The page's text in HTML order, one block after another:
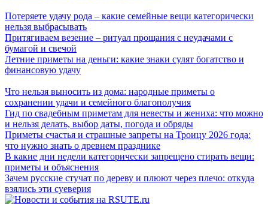
Потеряете удачу рода – какие семейные вещи категорически
нельзя выбрасывать
Притягиваем везение – ритуал прощания с неудачами с
бумагой и свечой
Летние приметы на деньги: какие знаки сулят богатство и
финансовую удачу
Что нельзя выносить из дома: народные приметы о
сохранении удачи и семейного благополучия
Гид по свадебным приметам для невесты и жениха: что можно
и нельзя делать, выбор даты, погода и обряды
Приметы счастья и страшные запреты на Троицу 2026 года:
что нужно знать о древнем празднике
В какие дни недели категорически запрещено стирать вещи:
приметы и объяснения
Зачем русские стучат по дереву и плюют через плечо: откуда
взялись эти суеверия